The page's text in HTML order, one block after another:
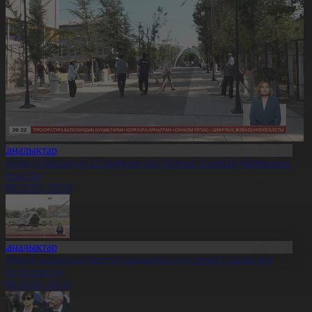
облысында 22 мыңнан аса тұрғын тазалық жұмысына
20:20
жолаушы мінген ұшқышсыз әуе кемесі алғаш рет
көтерілді
20:19